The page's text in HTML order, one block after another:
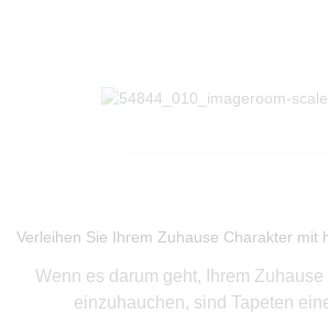
Verleihen Sie Ihrem Zuhause Charakter mit
Wenn es darum geht, Ihrem
einzuhauchen, sind Tapeten